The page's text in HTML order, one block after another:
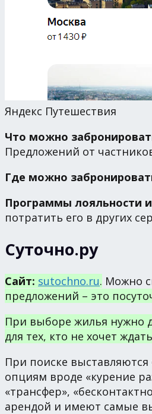
Яндекс Путешествия
Что можно
Предложений от
Где можно
Программы лояльности
потратить его в других
Суточно.ру
Сайт: sutochno.ru. Можно
предложений – это
При выборе жилья нужно
для тех, кто не хочет
При поиске
опциям вроде «курение
«трансфер»,
арендой и имеют самые